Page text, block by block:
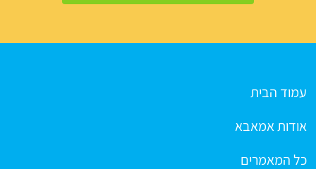
עמוד הבית
אודות אמאבא
כל המאמרים